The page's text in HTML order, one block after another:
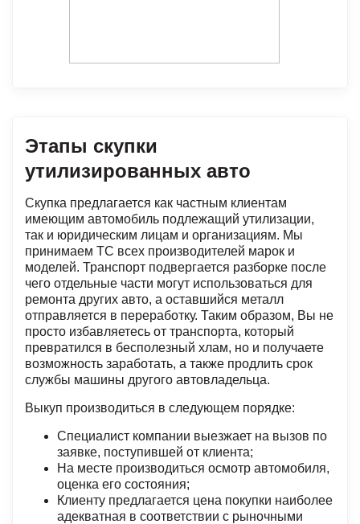
Этапы скупки
утилизированных авто
Скупка предлагается как частным клиентам
имеющим автомобиль подлежащий утилизации,
так и юридическим лицам и организациям. Мы
принимаем ТС всех производителей марок и
моделей. Транспорт подвергается разборке после
чего отдельные части могут использоваться для
ремонта других авто, а оставшийся металл
отправляется в переработку. Таким образом, Вы не
просто избавляетесь от транспорта, который
превратился в бесполезный хлам, но и получаете
возможность заработать, а также продлить срок
службы машины другого автовладельца.
Выкуп производиться в следующем порядке:
Специалист компании выезжает на вызов по
заявке, поступившей от клиента;
На месте производиться осмотр автомобиля,
оценка его состояния;
Клиенту предлагается цена покупки наиболее
адекватная в соответствии с рыночными